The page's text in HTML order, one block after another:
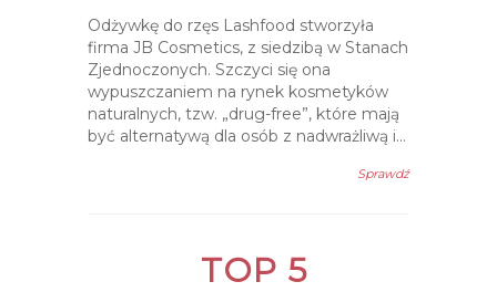
Odżywkę do rzęs Lashfood stworzyła
firma JB Cosmetics, z siedzibą w Stanach
Zjednoczonych. Szczyci się ona
wypuszczaniem na rynek kosmetyków
naturalnych, tzw. „drug-free”, które mają
być alternatywą dla osób z nadwrażliwą i...
Sprawdź
TOP 5